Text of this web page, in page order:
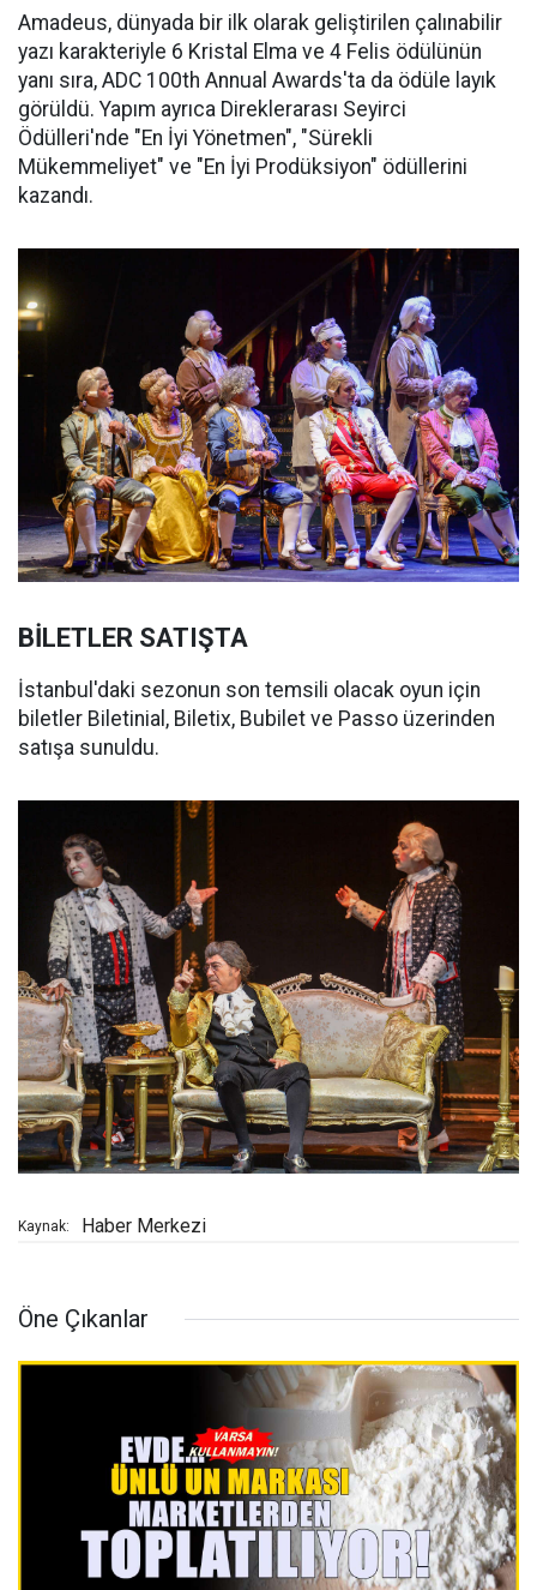
Amadeus, dünyada bir ilk olarak geliştirilen çalınabilir
yazı karakteriyle 6 Kristal Elma ve 4 Felis ödülünün
yanı sıra, ADC 100th Annual Awards'ta da ödüle layık
görüldü. Yapım ayrıca Direklerarası Seyirci
Ödülleri'nde "En İyi Yönetmen", "Sürekli
Mükemmeliyet" ve "En İyi Prodüksiyon" ödüllerini
kazandı.
BİLETLER SATIŞTA
İstanbul'daki sezonun son temsili olacak oyun için
biletler Biletinial, Biletix, Bubilet ve Passo üzerinden
satışa sunuldu.
Kaynak: Haber Merkezi
Öne Çıkanlar